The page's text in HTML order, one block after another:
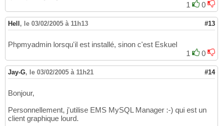
1
0
Hell, le 03/02/2005 à 11h13 #13
Phpmyadmin lorsqu'il est installé, sinon c'est Eskuel
1
0
Jay-G, le 03/02/2005 à 11h21 #14
Bonjour,
Personnellement, j'utilise EMS MySQL Manager :-) qui est un
client graphique lourd.